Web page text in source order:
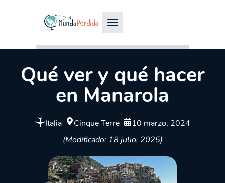
Qué ver y qué hacer
en Manarola
Italia Cinque Terre
10 marzo, 2024
(Modificado: 18 julio, 2025)